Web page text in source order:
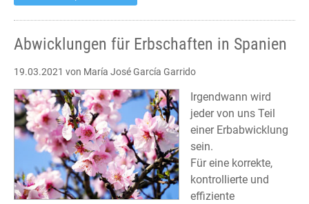
Abwicklungen für Erbschaften in Spanien
19.03.2021 von María José García Garrido
Irgendwann wird
jeder von uns Teil
einer Erbabwicklung
sein.
Für eine korrekte,
kontrollierte und
effiziente